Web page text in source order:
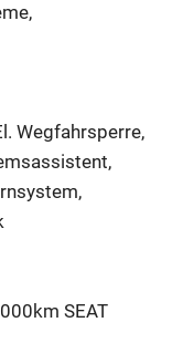
Wegfahrsperre,
SEAT